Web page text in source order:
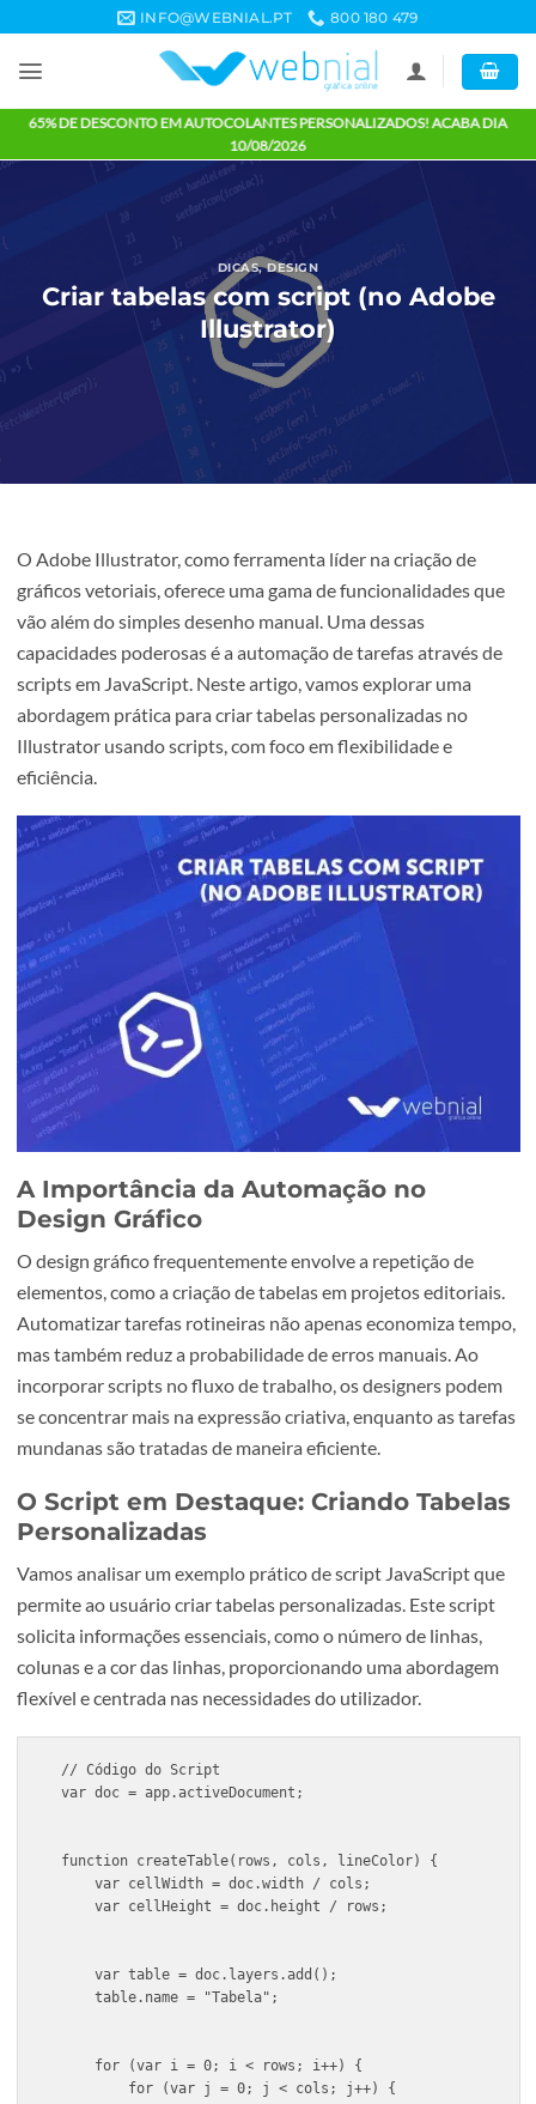
content
INFO@WEBNIAL.PT 800 180 479
65% DE DESCONTO EM AUTOCOLANTES PERSONALIZADOS!
10/08/2026
DICAS,DESIGN
Criar tabelas com script (no
Illustrator)
O Adobe Illustrator, como ferramenta líder na criação de
gráficos vetoriais, oferece uma gama de funcionalidades
vão além do simples desenho manual. Uma dessas
capacidades poderosas é a automação de tarefas através
scripts em JavaScript. Neste artigo, vamos explorar uma
Illustrator usando scripts, com foco em flexibilidade e
A Importância da Automação no
Design Gráfico
O design gráfico frequentemente envolve a repetição de
elementos, como a criação de tabelas em projetos
mas também reduz a probabilidade de erros manuais. Ao
incorporar scripts no fluxo de trabalho, os designers
se concentrar mais na expressão criativa, enquanto as
mundanas são tratadas de maneira eficiente.
O Script em Destaque: Criando
Personalizadas
permite ao usuário criar tabelas personalizadas. Este
colunas e a cor das linhas, proporcionando uma
flexível e centrada nas necessidades do utilizador.
// Código do Script
var doc = app.activeDocument;
function createTable(rows, cols, lineColor) {
var cellWidth = doc.width / cols;